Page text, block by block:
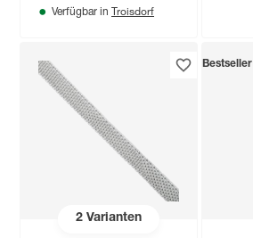
Verfügbar in Troisdorf
2Varianten
Bestseller